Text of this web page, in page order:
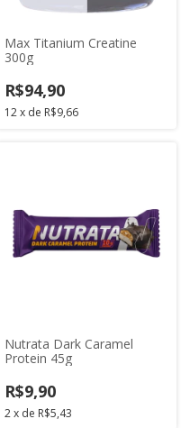
Max Titanium Creatine
300g
R$94,90
12 x de R$9,66
Nutrata Dark Caramel
Protein 45g
R$9,90
2 x de R$5,43